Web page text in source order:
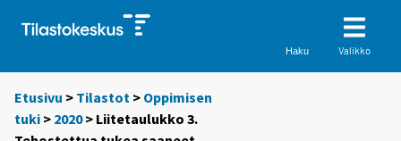
Haku Valikko
Etusivu > Tilastot > Oppimisen
tuki > 2020> Liitetaulukko 3.